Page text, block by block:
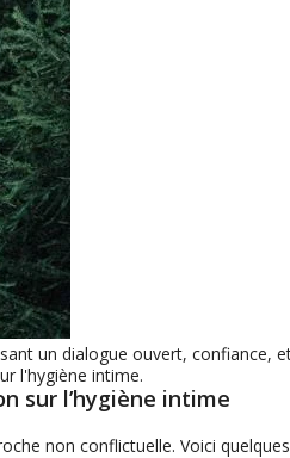
un dialogue ouvert, confiance,
l'hygiène intime.
sur l’hygiène intime
non conflictuelle. Voici quelques